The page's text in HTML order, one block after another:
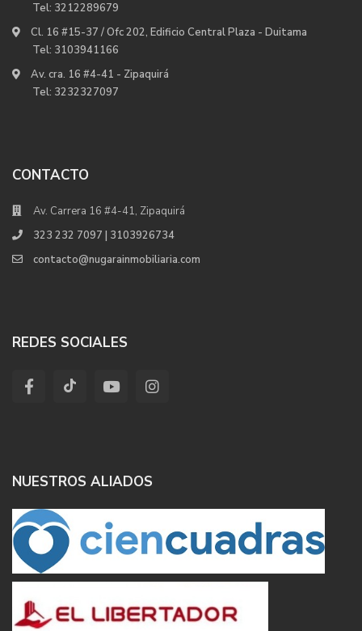
Tel: 3212289679
Cl. 16 #15-37 / Ofc 202, Edificio Central Plaza - Duitama
Tel: 3103941166
Av. cra. 16 #4-41 - Zipaquirá
Tel: 3232327097
CONTACTO
Av. Carrera 16 #4-41, Zipaquirá
323 232 7097 | 3103926734
contacto@nugarainmobiliaria.com
REDES SOCIALES
NUESTROS ALIADOS